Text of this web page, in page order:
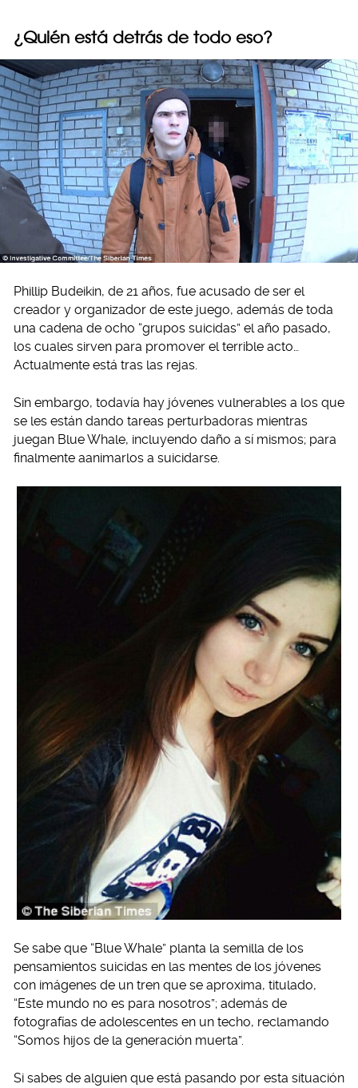
¿Quién está detrás de todo eso?
Phillip Budeikin, de 21 años, fue acusado de ser el
creador y organizador de este juego, además de toda
una cadena de ocho “grupos suicidas” el año pasado,
los cuales sirven para promover el terrible acto…
Actualmente está tras las rejas.
Sin embargo, todavía hay jóvenes vulnerables a los que
se les están dando tareas perturbadoras mientras
juegan Blue Whale, incluyendo daño a sí mismos; para
finalmente aanimarlos a suicidarse.
Se sabe que “Blue Whale” planta la semilla de los
pensamientos suicidas en las mentes de los jóvenes
con imágenes de un tren que se aproxima, titulado,
“Este mundo no es para nosotros”; además de
fotografías de adolescentes en un techo, reclamando
“Somos hijos de la generación muerta”.
Si sabes de alguien que está pasando por esta situación